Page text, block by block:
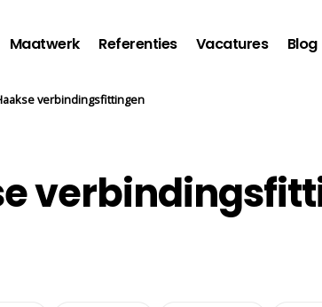
Maatwerk Referenties Vacatures Blog
verbindingsfittingen